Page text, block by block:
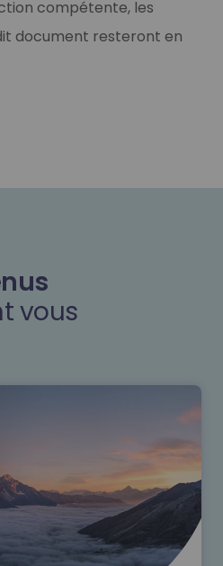
compétente, les
document resteront en
vous